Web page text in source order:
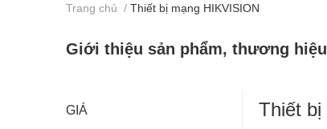
Trang chủ / Thiết bị mạng HIKVISION
Giới thiệu sản phẩm, thương hiệu
GIÁ Thiết